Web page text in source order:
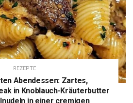
REZEPTE
Abendessen: Zartes,
in Knoblauch-Kräuterbutter
in einer cremigen